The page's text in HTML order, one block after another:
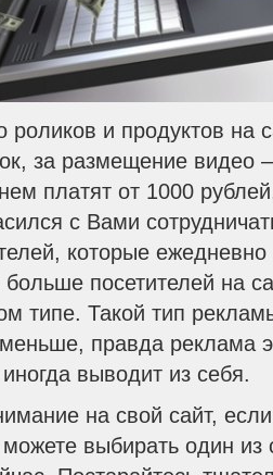
и продуктов на
за размещение видео
платят от 1000
с Вами
которые
больше посетителей на
типе. Такой тип
правда реклама
выводит из себя.
на свой сайт,
выбирать один из